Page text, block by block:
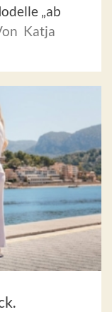
„ab
Katja